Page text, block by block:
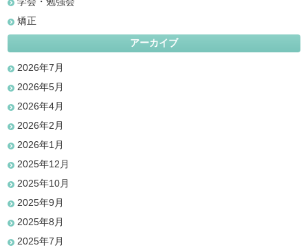
矯正
アーカイブ
2026年7月
2026年5月
2026年4月
2026年2月
2026年1月
2025年12月
2025年10月
2025年9月
2025年8月
2025年7月